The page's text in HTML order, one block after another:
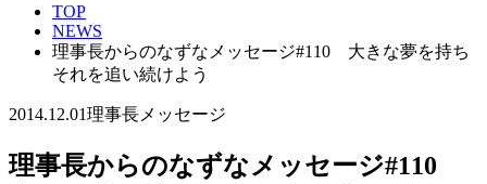
TOP
NEWS
理事長からのなずなメッセージ#110 大きな夢を持ち
それを追い続けよう
2014.12.01理事長メッセージ
理事長からのなずなメッセージ#110